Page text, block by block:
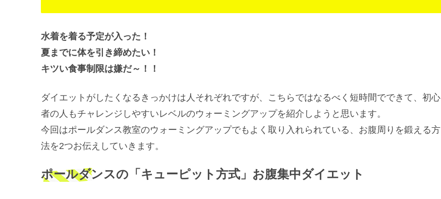
水着を着る予定が入った！
夏までに体を引き締めたい！
キツい食事制限は嫌だ～！！
ダイエットがしたくなるきっかけは人それぞれですが、こちらではなるべく短時間でできて、初心
者の人もチャレンジしやすいレベルのウォーミングアップを紹介しようと思います。
今回はポールダンス教室のウォーミングアップでもよく取り入れられている、お腹周りを鍛える方
法を2つお伝えしていきます。
ポールダンスの「キューピット方式」お腹集中ダイエット